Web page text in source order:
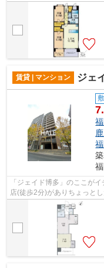
件で、徒歩13分でのアクセス
賃貸 | マンション ジェ
「ジェイド博多」のここが
店(徒歩2分)がありちょっと
敷地内ごみ置き場などが揃っ